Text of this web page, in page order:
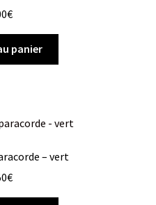
€
panier
– vert
€